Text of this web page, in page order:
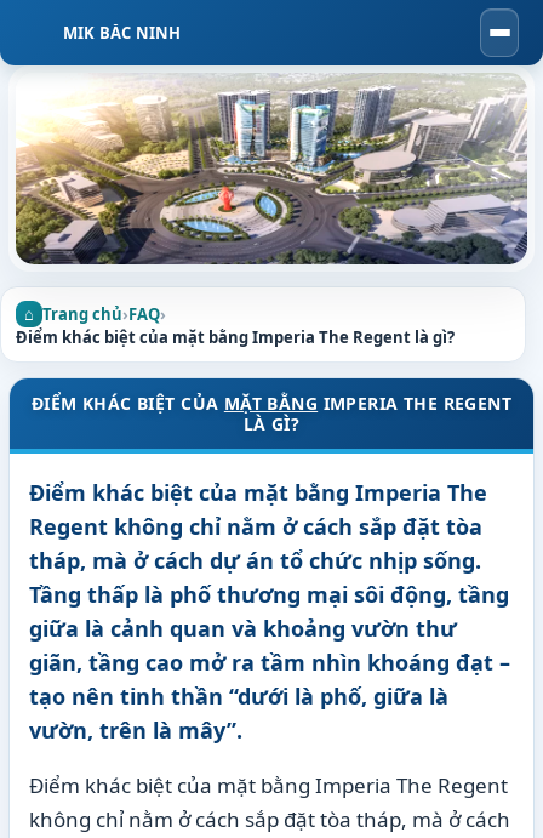
MIK BẮC NINH
Trang chủ›FAQ›
Điểm khác biệt của mặt bằng Imperia The Regent là gì?
ĐIỂM KHÁC BIỆT CỦA MẶT BẰNG IMPERIA THE REGENT
LÀ GÌ?
Điểm khác biệt của mặt bằng Imperia The
Regent không chỉ nằm ở cách sắp đặt tòa
tháp, mà ở cách dự án tổ chức nhịp sống.
Tầng thấp là phố thương mại sôi động, tầng
giữa là cảnh quan và khoảng vườn thư
giãn, tầng cao mở ra tầm nhìn khoáng đạt –
tạo nên tinh thần “dưới là phố, giữa là
vườn, trên là mây”.
Điểm khác biệt của mặt bằng Imperia The Regent
không chỉ nằm ở cách sắp đặt tòa tháp, mà ở cách